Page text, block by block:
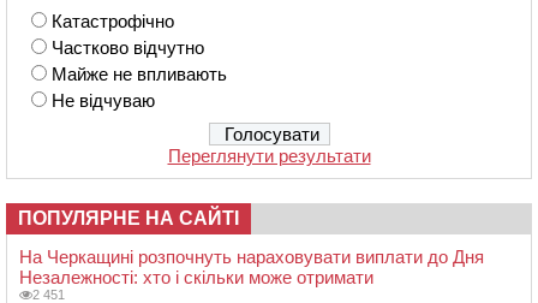
Катастрофічно
Частково відчутно
Майже не впливають
Не відчуваю
Переглянути результати
ПОПУЛЯРНЕ НА САЙТІ
На Черкащині розпочнуть нараховувати виплати до Дня
Незалежності: хто і скільки може отримати
2 451